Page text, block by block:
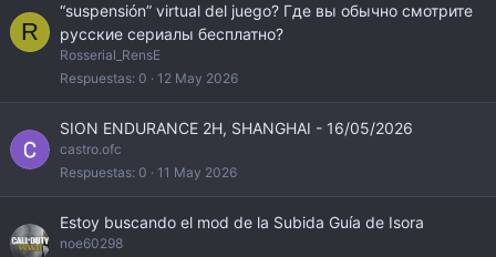
R
“suspensión” virtual del juego? Где вы обычно смотрите
русские сериалы бесплатно?
Rosserial_RensE
Respuestas 0 12 May 2026
SION ENDURANCE 2H, SHANGHAI - 16/05/2026
castro.ofc
Respuestas 0 11 May 2026
Estoy buscando el mod de la Subida Guía de Isora
noe60298